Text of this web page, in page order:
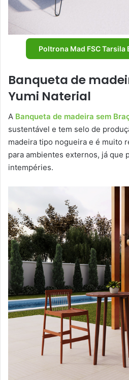
Poltrona Mad FSC Tarsila
Banqueta de
Yumi Naterial
A Banqueta de madeira sem
sustentável e tem selo de
madeira tipo nogueira e é muito
para ambientes externos, já que
intempéries.